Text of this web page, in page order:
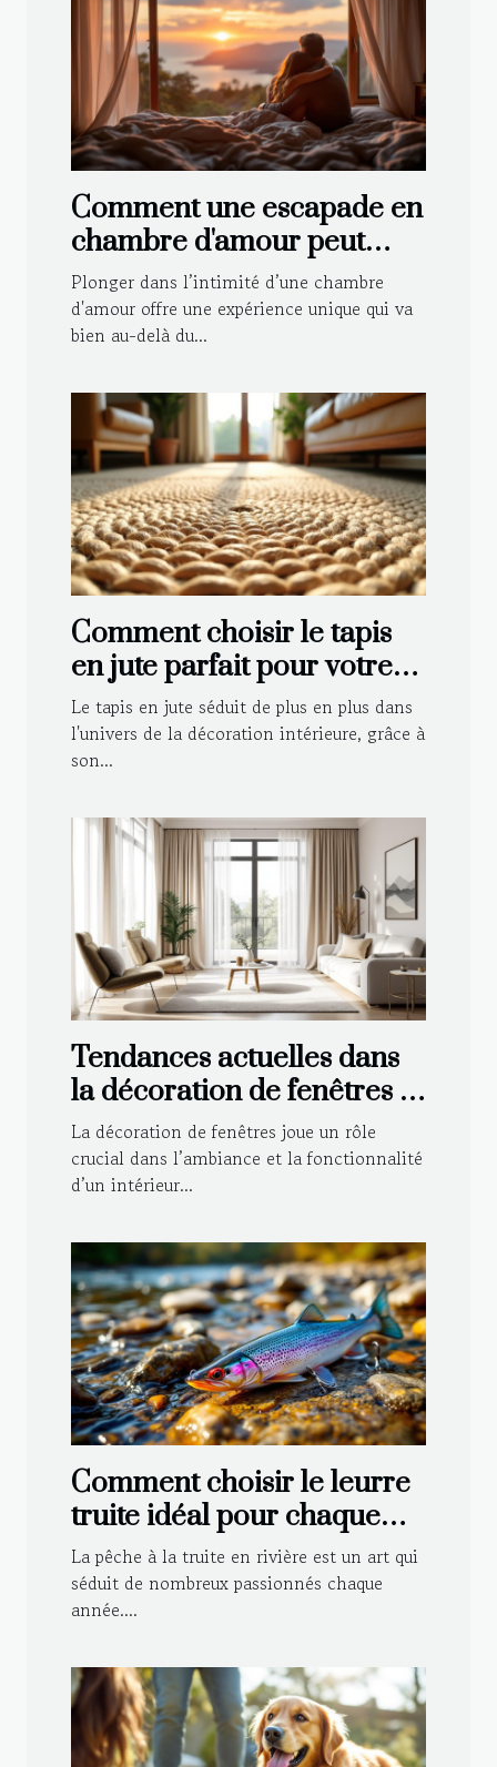
Comment une escapade en
chambre d'amour peut
renforcer votre relation ?
Plonger dans l’intimité d’une chambre
d'amour offre une expérience unique qui va
bien au-delà du...
Comment choisir le tapis
en jute parfait pour votre
intérieur ?
Le tapis en jute séduit de plus en plus dans
l'univers de la décoration intérieure, grâce à
son...
Tendances actuelles dans
la décoration de fenêtres :
Voilages et rideaux
La décoration de fenêtres joue un rôle
crucial dans l’ambiance et la fonctionnalité
d’un intérieur...
Comment choisir le leurre
truite idéal pour chaque
type de rivière ?
La pêche à la truite en rivière est un art qui
séduit de nombreux passionnés chaque
année....